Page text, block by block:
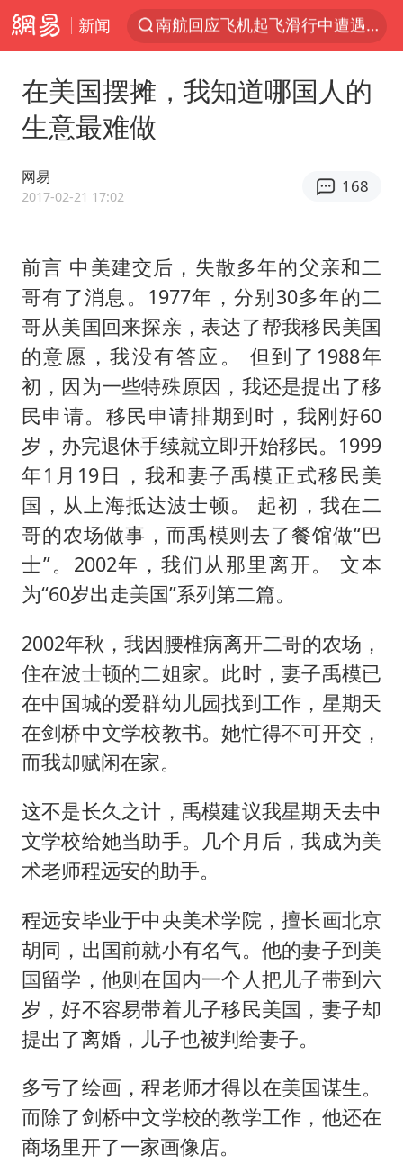
新闻
夏日经济乘热而上 消费市场向新而行
王传君 《披荆斩棘》
独闯南太行的失联女生最后轨迹已确认
哈马斯称坚持加沙停火协议路线图
香港刷新1884年以来最高气温纪录
上门女婿出轨女邻居多年被判重婚罪
浙江近300条预警生效中 今夜大部暴雨
央视新主播李秋莹母校发文祝贺
国足U17与阿森纳决赛取消 并列冠军
暑期研学游升温 在旅途中增长知识
以军士兵把枪口对准中国记者
曹颖儿子首次演长剧
“开学三件套”全线暴涨
在美国摆摊，我知道哪国人的
生意最难做
网易
2017-02-21 17:02
168
前言 中美建交后，失散多年的父亲和二
哥有了消息。1977年，分别30多年的二
哥从美国回来探亲，表达了帮我移民美国
的意愿，我没有答应。 但到了1988年
初，因为一些特殊原因，我还是提出了移
民申请。移民申请排期到时，我刚好60
岁，办完退休手续就立即开始移民。1999
年1月19日，我和妻子禹模正式移民美
国，从上海抵达波士顿。 起初，我在二
哥的农场做事，而禹模则去了餐馆做“巴
士”。2002年，我们从那里离开。 文本
为“60岁出走美国”系列第二篇。
2002年秋，我因腰椎病离开二哥的农场，
住在波士顿的二姐家。此时，妻子禹模已
在中国城的爱群幼儿园找到工作，星期天
在剑桥中文学校教书。她忙得不可开交，
而我却赋闲在家。
这不是长久之计，禹模建议我星期天去中
文学校给她当助手。几个月后，我成为美
术老师程远安的助手。
程远安毕业于中央美术学院，擅长画北京
胡同，出国前就小有名气。他的妻子到美
国留学，他则在国内一个人把儿子带到六
岁，好不容易带着儿子移民美国，妻子却
提出了离婚，儿子也被判给妻子。
多亏了绘画，程老师才得以在美国谋生。
而除了剑桥中文学校的教学工作，他还在
商场里开了一家画像店。